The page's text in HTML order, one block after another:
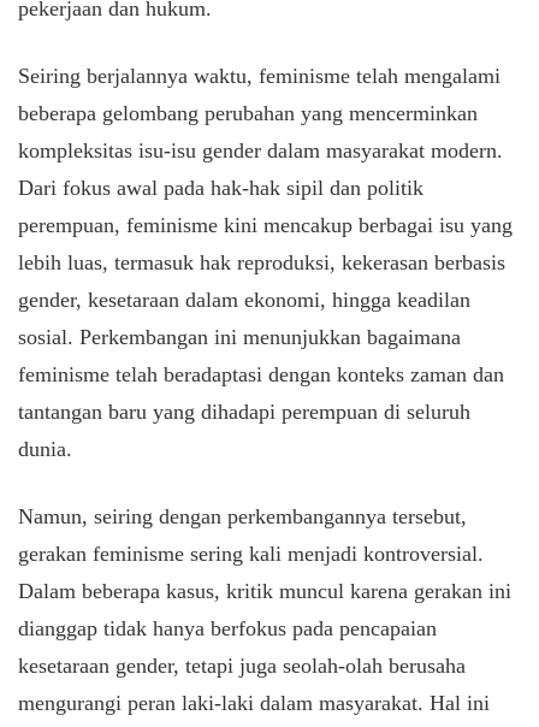
pekerjaan dan hukum.
Seiring berjalannya waktu, feminisme telah mengalami
beberapa gelombang perubahan yang mencerminkan
kompleksitas isu-isu gender dalam masyarakat modern.
Dari fokus awal pada hak-hak sipil dan politik
perempuan, feminisme kini mencakup berbagai isu yang
lebih luas, termasuk hak reproduksi, kekerasan berbasis
gender, kesetaraan dalam ekonomi, hingga keadilan
sosial. Perkembangan ini menunjukkan bagaimana
feminisme telah beradaptasi dengan konteks zaman dan
tantangan baru yang dihadapi perempuan di seluruh
dunia.
Namun, seiring dengan perkembangannya tersebut,
gerakan feminisme sering kali menjadi kontroversial.
Dalam beberapa kasus, kritik muncul karena gerakan ini
dianggap tidak hanya berfokus pada pencapaian
kesetaraan gender, tetapi juga seolah-olah berusaha
mengurangi peran laki-laki dalam masyarakat. Hal ini